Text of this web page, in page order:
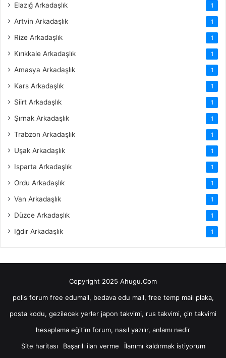
Elazığ Arkadaşlık 1
Artvin Arkadaşlık 1
Rize Arkadaşlık 1
Kırıkkale Arkadaşlık 1
Amasya Arkadaşlık 1
Kars Arkadaşlık 1
Siirt Arkadaşlık 1
Şırnak Arkadaşlık 1
Trabzon Arkadaşlık 1
Uşak Arkadaşlık 1
Isparta Arkadaşlık 1
Ordu Arkadaşlık 1
Van Arkadaşlık 1
Düzce Arkadaşlık 1
Iğdır Arkadaşlık 1
Copyright 2025 Ahugu.Com
polis forum free edumail, bedava edu mail, free temp mail plaka,
posta kodu, gezilecek yerler japon takvimi, rus takvimi, çin takvimi
hesaplama eğitim forum, nasıl yazılır, anlamı nedir
Site haritası
Başarılı ilan verme
İlanımı kaldırmak istiyorum